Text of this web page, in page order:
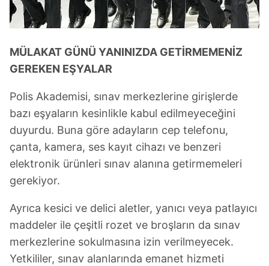
6698 sayılı Kişisel Verilerin Korunması Kanunu uyarınca
ilgili mevzuata uygun olarak kullanılan çerezlerle ilgili bilgi
almak için lütfentıklayınız
MÜLAKAT GÜNÜ YANINIZDA GETİRMEMENİZ
GEREKEN EŞYALAR
Polis Akademisi, sınav merkezlerine girişlerde
bazı eşyaların kesinlikle kabul edilmeyeceğini
duyurdu. Buna göre adayların cep telefonu,
çanta, kamera, ses kayıt cihazı ve benzeri
elektronik ürünleri sınav alanına getirmemeleri
gerekiyor.
Ayrıca kesici ve delici aletler, yanıcı veya patlayıcı
maddeler ile çeşitli rozet ve broşların da sınav
merkezlerine sokulmasına izin verilmeyecek.
Yetkililer, sınav alanlarında emanet hizmeti